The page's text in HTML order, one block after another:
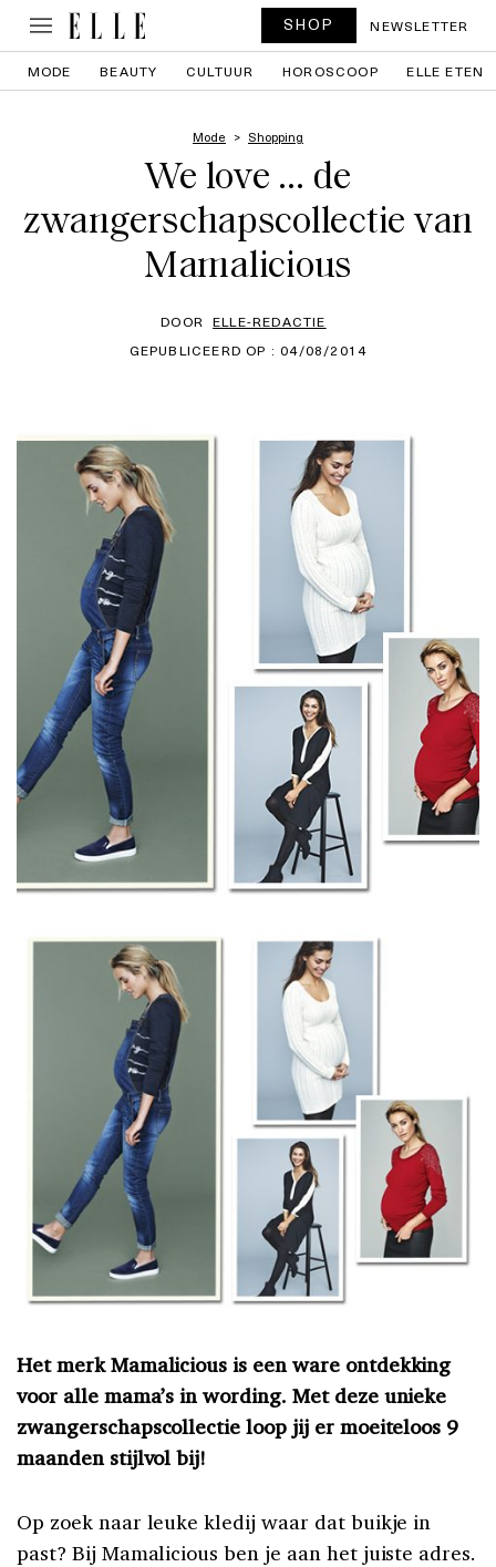
SHOP NEWSLETTER
MODE BEAUTY CULTUUR HOROSCOOP ELLE ETEN
Mode Shopping
We love … de
zwangerschapscollectie van
Mamalicious
DOOR ELLE-REDACTIE
GEPUBLICEERD OP : 04/08/2014
Het merk Mamalicious is een ware ontdekking
voor alle mama’s in wording. Met deze unieke
zwangerschapscollectie loop jij er moeiteloos 9
maanden stijlvol bij!
Op zoek naar leuke kledij waar dat buikje in
past? Bij Mamalicious ben je aan het juiste adres.